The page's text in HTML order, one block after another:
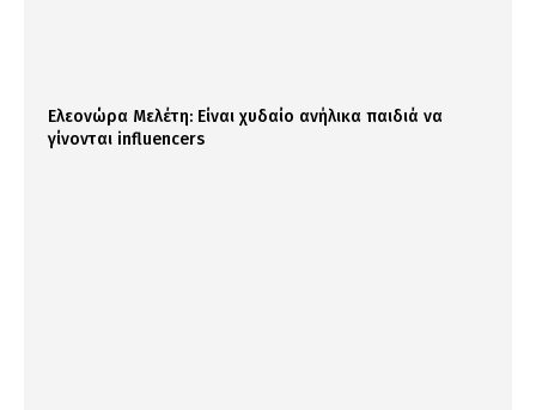
Ελεονώρα Μελέτη: Είναι χυδαίο ανήλικα παιδιά να
γίνονται influencers